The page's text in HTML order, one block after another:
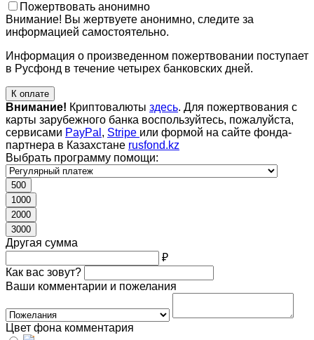
Пожертвовать анонимно
Внимание! Вы жертвуете анонимно, следите за
информацией самостоятельно.
Информация о произведенном пожертвовании поступает
в Русфонд в течение четырех банковских дней.
К оплате
Внимание! Криптовалюты здесь. Для пожертвования с
карты зарубежного банка воспользуйтесь, пожалуйста,
сервисами PayPal , Stripe или формой на сайте фонда-
партнера в Казахстане rusfond.kz
Выбрать программу помощи:
500
1000
2000
3000
Другая сумма
₽
Как вас зовут?
Ваши комментарии и пожелания
Цвет фона комментария